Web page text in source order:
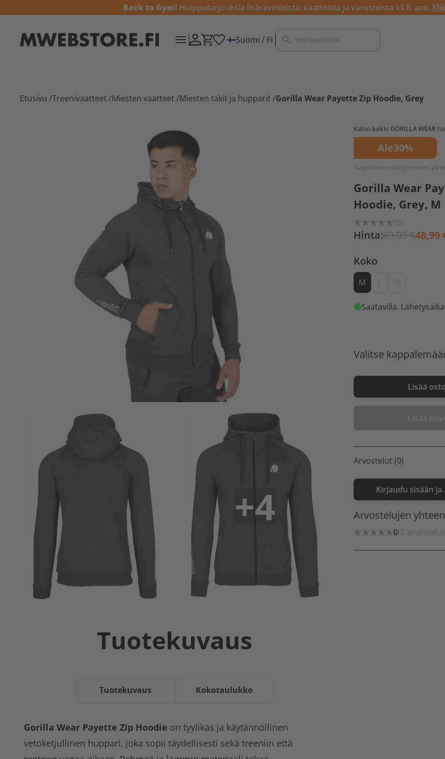
Back to Gym! Huipputarjouksia lisäravinteista, vaatteista ja varusteista 11.8. asti.
Suomi / FI
Etusivu /Treenivaatteet /Miesten vaatteet /Miesten takit ja hupparit /Gorilla Wear Payette Zip Hoodie, Grey
+4
Tuotekuvaus
Tuotekuvaus Kokotaulukko
Gorilla Wear Payette Zip Hoodie on tyylikäs ja käytännöllinen
vetoketjullinen huppari, joka sopii täydellisesti sekä treeniin että
Katso kaikki GORILLA WEAR
Ale30%
Tarjouksen päättymiseen: 24
Gorilla Wear
Hoodie, Grey, M
(0)
Hinta:69,99 €48,99
Koko
M
Saatavilla.
Valitse
Lisää
Lisää
Arvostelut (0)
Kirjaudu sisään
Arvostelujen
0(0